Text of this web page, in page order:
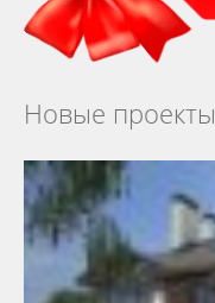
Новые проекты